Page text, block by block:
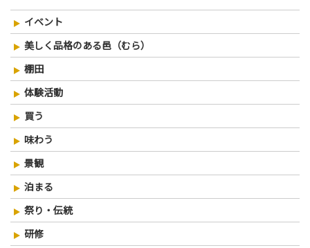
イベント
美しく品格のある邑（むら）
棚田
体験活動
買う
味わう
景観
泊まる
祭り・伝統
研修